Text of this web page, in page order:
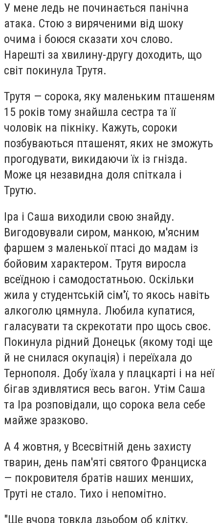
У мене ледь не починається панічна
атака. Стою з виряченими від шоку
очима і боюся сказати хоч слово.
Нарешті за хвилину-другу доходить, що
світ покинула Трутя.
Трутя — сорока, яку маленьким пташеням
15 років тому знайшла сестра та її
чоловік на пікніку. Кажуть, сороки
позбуваються пташенят, яких не зможуть
прогодувати, викидаючи їх із гнізда.
Може ця незавидна доля спіткала і
Трутю.
Іра і Саша виходили свою знайду.
Вигодовували сиром, манкою, м'ясним
фаршем з маленької птасі до мадам із
бойовим характером. Трутя виросла
всеїдною і самодостатньою. Оскільки
жила у студентській сім'ї, то якось навіть
алкоголю цямнула. Любила купатися,
галасувати та скрекотати про щось своє.
Покинула рідний Донецьк (якому тоді ще
й не снилася окупація) і переїхала до
Тернополя. Добу їхала у плацкарті і на неї
бігав здивлятися весь вагон. Утім Саша
та Іра розповідали, що сорока вела себе
майже зразково.
А 4 жовтня, у Всесвітній день захисту
тварин, день пам'яті святого Франциска
— покровителя братів наших менших,
Труті не стало. Тихо і непомітно.
"Ще вчора товкла дзьобом об клітку,